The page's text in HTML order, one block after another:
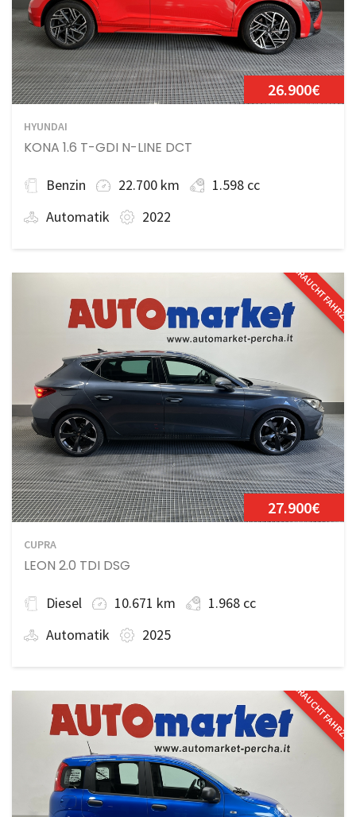
26.900€
HYUNDAI
KONA 1.6 T-GDI N-LINE DCT
Benzin 22.700 km
1.598 cc
Automatik
2022
27.900€
CUPRA
LEON 2.0 TDI DSG
Diesel 10.671 km
1.968 cc
Automatik
2025